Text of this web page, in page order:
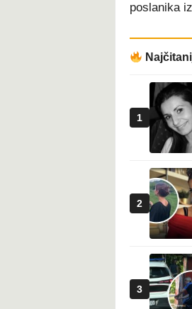
poslanika
1
2
3